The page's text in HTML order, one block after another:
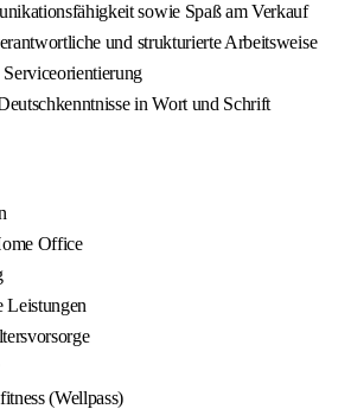
sowie Spaß am Verkauf
und strukturierte Arbeitsweise
in Wort und Schrift
Office
Leistungen
(Wellpass)